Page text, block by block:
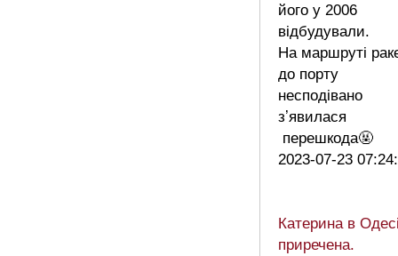
його у 2006
відбудували.
На маршруті
до порту
несподівано
зʼявилася
перешкода🤬
2023-07-23
Катерина в
приречена.